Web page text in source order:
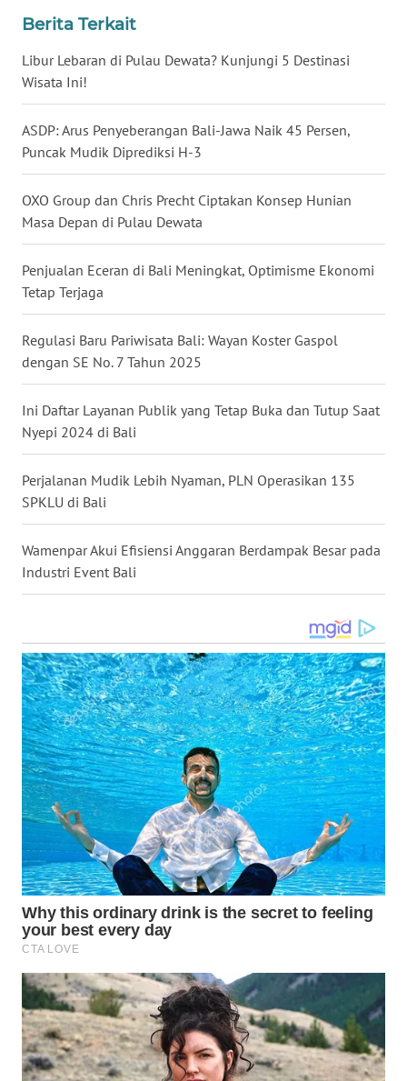
Berita Terkait
Libur Lebaran di Pulau Dewata? Kunjungi 5 Destinasi
Wisata Ini!
ASDP: Arus Penyeberangan Bali-Jawa Naik 45 Persen,
Puncak Mudik Diprediksi H-3
OXO Group dan Chris Precht Ciptakan Konsep Hunian
Masa Depan di Pulau Dewata
Penjualan Eceran di Bali Meningkat, Optimisme Ekonomi
Tetap Terjaga
Regulasi Baru Pariwisata Bali: Wayan Koster Gaspol
dengan SE No. 7 Tahun 2025
Ini Daftar Layanan Publik yang Tetap Buka dan Tutup Saat
Nyepi 2024 di Bali
Perjalanan Mudik Lebih Nyaman, PLN Operasikan 135
SPKLU di Bali
Wamenpar Akui Efisiensi Anggaran Berdampak Besar pada
Industri Event Bali
NUSANTARA
JOGJA
WN
JATIM
WN
BALI
WN
KALBAR
WN
WN
WN
SULSEL
WN
GORONTALO
WN
SULUT
WN
MALUKU
WN
MALUT
WN
DAIRI
WN
DANAU